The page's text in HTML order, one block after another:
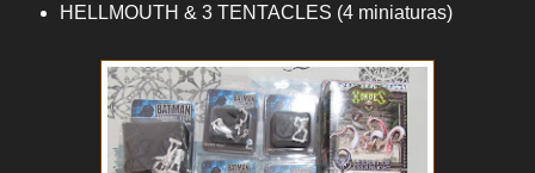
HELLMOUTH & 3 TENTACLES (4 miniaturas)